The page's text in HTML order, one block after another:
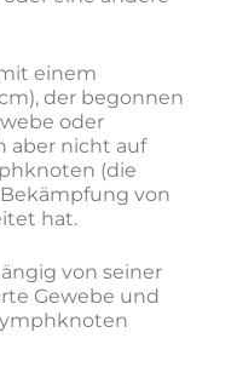
einem
der begonnen
oder
aber nicht auf
(die
von
hat.
von seiner
Gewebe und